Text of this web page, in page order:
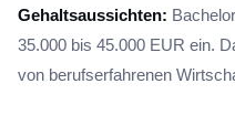
Gehaltsaussichten:
35.000 bis 45.000 EUR ein.
von berufserfahrenen